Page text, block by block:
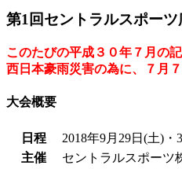
第1回セントラルスポー
このたびの平成３０年７月の
西日本豪雨災害の為に、７月
大会概要
日程
2018年9月29日(土)・
主催
セントラルスポーツ